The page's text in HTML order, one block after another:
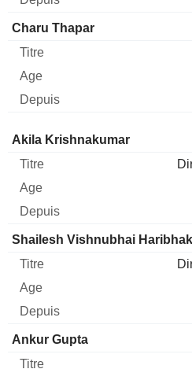
Charu Thapar
Administrateur Titre
Akila Krishnakumar
Shailesh Vishnubhai
Ankur Gupta